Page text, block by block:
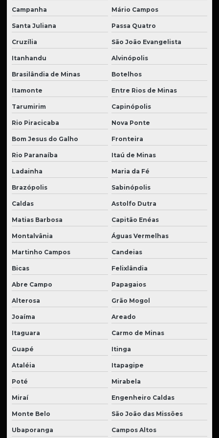
Campanha Mário Campos
Santa Juliana Passa Quatro
Cruzília São João Evangelista
Itanhandu Alvinópolis
Brasilândia de Minas Botelhos
Itamonte Entre Rios de Minas
Tarumirim Capinópolis
Rio Piracicaba Nova Ponte
Bom Jesus do Galho Fronteira
Rio Paranaíba Itaú de Minas
Ladainha Maria da Fé
Brazópolis Sabinópolis
Caldas Astolfo Dutra
Matias Barbosa Capitão Enéas
Montalvânia Águas Vermelhas
Martinho Campos Candeias
Bicas Felixlândia
Abre Campo Papagaios
Alterosa Grão Mogol
Joaíma Areado
Itaguara Carmo de Minas
Guapé Itinga
Ataléia Itapagipe
Poté Mirabela
Miraí Engenheiro Caldas
Monte Belo São João das Missões
Ubaporanga Campos Altos